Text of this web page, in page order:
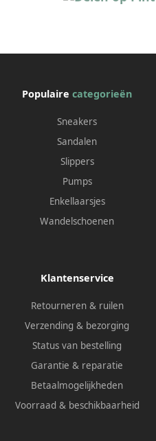
Populaire categorieën
Sneakers
Sandalen
Slippers
Pumps
Enkellaarsjes
Wandelschoenen
Klantenservice
Retourneren & ruilen
Verzending & bezorging
Status van bestelling
Garantie & reparatie
Betaalmogelijkheden
Voorraad & beschikbaarheid